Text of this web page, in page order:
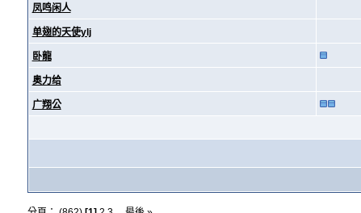
凤鸣闲人
单翅的天使ylj
卧龍
奥力给
广翔公